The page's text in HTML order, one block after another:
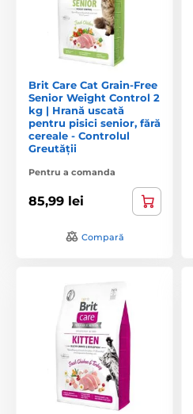
Brit Care Cat Grain-Free
Senior Weight Control 2
kg | Hrană uscată
pentru pisici senior, fără
cereale - Controlul
Greutății
Pentru a comanda
85,99 lei
Compară